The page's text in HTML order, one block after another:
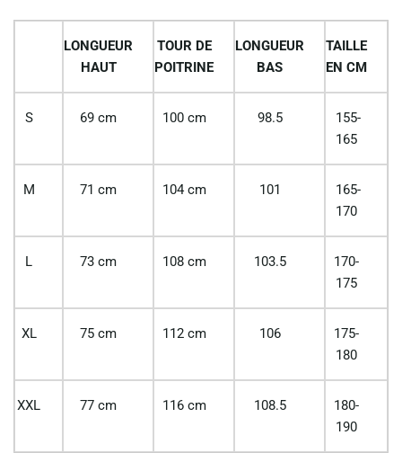
LONGUEUR
HAUT
TOUR DE
POITRINE
LONGUEUR
BAS
TAILLE
EN CM
S 69 cm 100 cm 98.5
155-
165
M 71 cm 104 cm 101
165-
170
L 73 cm 108 cm 103.5
170-
175
XL 75 cm 112 cm 106
175-
180
XXL 77 cm 116 cm 108.5
180-
190